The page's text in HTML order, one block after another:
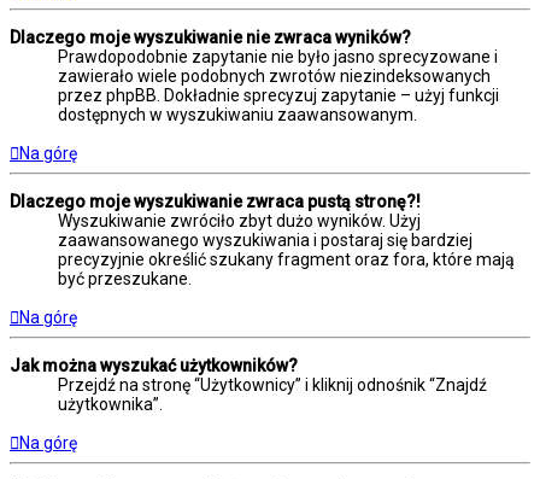
Dlaczego moje wyszukiwanie nie zwraca wyników?
Prawdopodobnie zapytanie nie było jasno sprecyzowane i
zawierało wiele podobnych zwrotów niezindeksowanych
przez phpBB. Dokładnie sprecyzuj zapytanie – użyj funkcji
dostępnych w wyszukiwaniu zaawansowanym.
Na górę
Dlaczego moje wyszukiwanie zwraca pustą stronę?!
Wyszukiwanie zwróciło zbyt dużo wyników. Użyj
zaawansowanego wyszukiwania i postaraj się bardziej
precyzyjnie określić szukany fragment oraz fora, które mają
być przeszukane.
Na górę
Jak można wyszukać użytkowników?
Przejdź na stronę “Użytkownicy” i kliknij odnośnik “Znajdź
użytkownika”.
Na górę